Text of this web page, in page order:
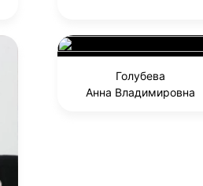
Голубева
Анна Владимировна